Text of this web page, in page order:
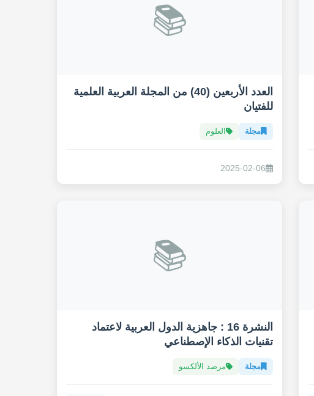
📚
العدد الأربعين (40) من المجلة العربية العلمية
للفتيان
مجلة العلوم
2025-02-06
📚
النشرة 16 : جاهزية الدول العربية لاعتماد
تقنيات الذكاء الإصطناعي
مجلة مرصد الألكسو